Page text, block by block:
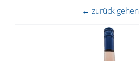
← zurück gehen